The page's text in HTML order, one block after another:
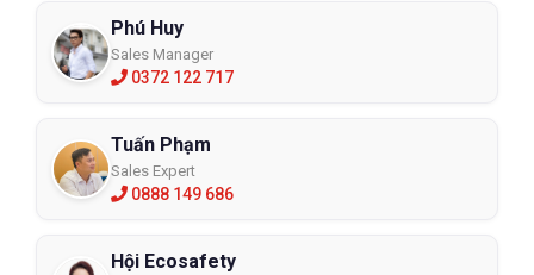
Phú Huy
Sales Manager
0372 122 717
Tuấn Phạm
Sales Expert
0888 149 686
Hội Ecosafety